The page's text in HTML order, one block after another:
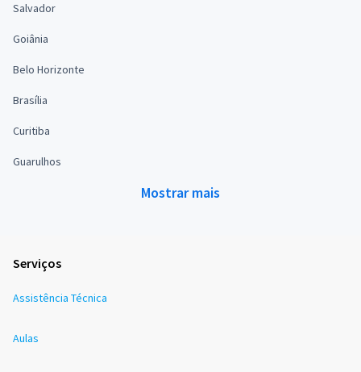
Salvador
Goiânia
Belo Horizonte
Brasília
Curitiba
Guarulhos
Mostrar mais
Serviços
Assistência Técnica
Aulas